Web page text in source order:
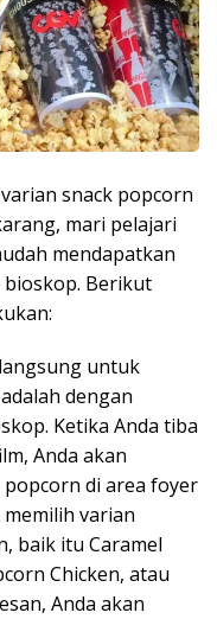
snack popcorn
mari pelajari
mendapatkan
bioskop. Berikut
untuk
dengan
Ketika Anda tiba
Anda akan
di area foyer
varian
baik itu Caramel
Chicken, atau
Anda akan